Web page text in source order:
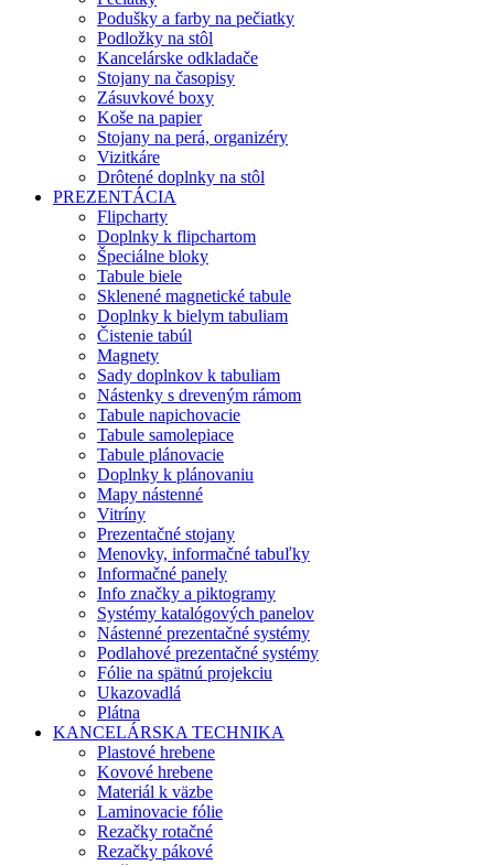
Podušky a farby na pečiatky
Podložky na stôl
Kancelárske odkladače
Stojany na časopisy
Zásuvkové boxy
Koše na papier
Stojany na perá, organizéry
Vizitkáre
Drôtené doplnky na stôl
PREZENTÁCIA
Flipcharty
Doplnky k flipchartom
Špeciálne bloky
Tabule biele
Sklenené magnetické tabule
Doplnky k bielym tabuliam
Čistenie tabúl
Magnety
Sady doplnkov k tabuliam
Nástenky s dreveným rámom
Tabule napichovacie
Tabule samolepiace
Tabule plánovacie
Doplnky k plánovaniu
Mapy nástenné
Vitríny
Prezentačné stojany
Menovky, informačné tabuľky
Informačné panely
Info značky a piktogramy
Systémy katalógových panelov
Nástenné prezentačné systémy
Podlahové prezentačné systémy
Fólie na spätnú projekciu
Ukazovadlá
Plátna
KANCELÁRSKA TECHNIKA
Plastové hrebene
Kovové hrebene
Materiál k väzbe
Laminovacie fólie
Rezačky rotačné
Rezačky pákové